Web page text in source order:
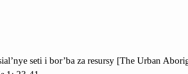
seti i bor’ba za resursy [The Urban